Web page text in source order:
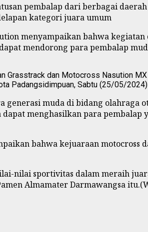
pembalap dari berbagai
kategori juara umum
menyampaikan bahwa
mendorong para pembalap
dan Motocross Nasution
Padangsidimpuan, Sabtu (25/05/2024)
muda di bidang olahraga
menghasilkan para
bahwa kejuaraan
nilai sportivitas dalam meraih
Almamater Darmawangsa